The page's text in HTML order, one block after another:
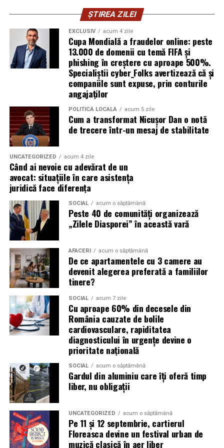
sambata, respectiv 426.6 lei pentru duminica.
sunt neobișnuite. Rezolvarea presupune o documentație
de actualizare.
A doua este suprapunerea cu imobilele vecine — situația
în care două documentații cadastrale revendică, pe
hârtie, aceeași fâșie de teren. Deblocarea necesită
măsurători comparative și, uneori, acordul vecinilor.
A treia categorie o reprezintă construcțiile edificate fără
autorizație sau extinderile nedeclarate, care nu apar în
documentația inițială. Înainte de orice tranzacție,
acestea trebuie reflectate corect în evidențe.
Echipamentele au schimbat
regulile jocului
Diferența dintre topografia de acum douăzeci de ani și
cea de astăzi ține, în bună măsură, de tehnologie.
precizie centimetrică în sistemul național de referință.
Stațiile totale robotizate reduc numărul de operatori
necesari și cresc viteza de lucru. Scanarea laser produce,
clădire sau un teren. Dronele acoperă rapid suprafețe
mari și generează ortofotoplanuri și modele digitale ale
terenului.
Pentru client, avantajul este dublu: timp mai scurt
petrecut pe teren și o marjă de eroare mult mai mică.
Pentru proiecte mari — un ansamblu rezidențial, o hală
industrială, un tronson de drum — aceste diferențe se
traduc direct în bani și în termene respectate.
Recomandări înainte de a
începe
ȘTIREA ZILEI
EXCLUSIV acum 4 zile
Cupa Mondială a fraudelor online: peste
13.000 de domenii cu temă FIFA și
phishing în creștere cu aproape 500%.
Specialiștii cyber_Folks avertizează că și
companiile sunt expuse, prin conturile
angajaților
POLITICĂ LOCALĂ acum 5 zile
Cum a transformat Nicușor Dan o notă
de trecere într-un mesaj de stabilitate
UNCATEGORIZED acum 4 zile
Când ai nevoie cu adevărat de un
avocat: situațiile în care asistența
juridică face diferența
SOCIAL acum o săptămână
Peste 40 de comunități organizează
„Zilele Diasporei” în această vară
AFACERI acum o săptămână
De ce apartamentele cu 3 camere au
devenit alegerea preferată a familiilor
tinere?
SOCIAL acum 7 zile
Cu aproape 60% din decesele din
România cauzate de bolile
cardiovasculare, rapiditatea
diagnosticului în urgențe devine o
prioritate națională
SOCIAL acum o săptămână
Gardul din aluminiu care îți oferă timp
liber, nu obligații
UNCATEGORIZED acum o săptămână
Pe 11 și 12 septembrie, cartierul
Floreasca devine un festival urban de
muzică clasică în aer liber